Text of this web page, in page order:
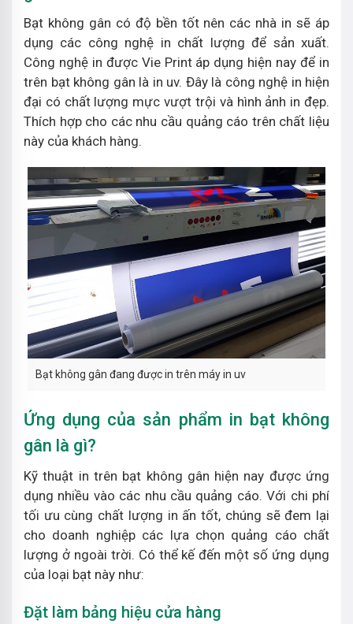
Bạt không gân có độ bền tốt nên các nhà in sẽ áp
dụng các công nghệ in chất lượng để sản xuất.
Công nghệ in được Vie Print áp dụng hiện nay để in
trên bạt không gân là in uv. Đây là công nghệ in hiện
đại có chất lượng mực vượt trội và hình ảnh in đẹp.
Thích hợp cho các nhu cầu quảng cáo trên chất liệu
này của khách hàng.
Bạt không gân đang được in trên máy in uv
Ứng dụng của sản phẩm in bạt không
gân là gì?
Kỹ thuật in trên bạt không gân hiện nay được ứng
dụng nhiều vào các nhu cầu quảng cáo. Với chi phí
tối ưu cùng chất lượng in ấn tốt, chúng sẽ đem lại
cho doanh nghiệp các lựa chọn quảng cáo chất
lượng ở ngoài trời. Có thể kế đến một số ứng dụng
của loại bạt này như:
Đặt làm bảng hiệu cửa hàng